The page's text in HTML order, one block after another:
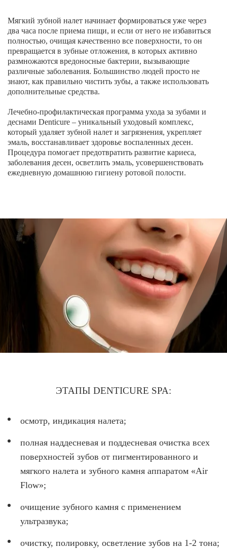
ЛЕЧЕНИЕ ЗУБОВ ПОД НАРКОЗОМ
ИМПЛАНТАЦИЯ ЗУБОВ
Одномоментная имплантация
Синус-лифтинг и костная пластика
Наращивание кости для имплантации
Имплантация верхней челюсти
Имплантационные системы Anthogyr
Импланты Dentium
Коронка на имплант
Имплантация «Всё на 4х»
Имплантация «Всё на 6-ти»
Удаление импланта зуба
Коронка на имплант
ЧИСТКА ЗУБОВ
Восстановление и реставрация зубов
ВИНИРЫ
ПРОТЕЗИРОВАНИЕ
Протезирование на имплантах
Безметалловая керамика
Мягкий зубной налет начинает формироваться уже через
два часа после приема пищи, и если от него не избавиться
полностью, очищая качественно все поверхности, то он
превращается в зубные отложения, в которых активно
размножаются вредоносные бактерии, вызывающие
различные заболевания. Большинство людей просто не
знают, как правильно чистить зубы, а также использовать
дополнительные средства.
Лечебно-профилактическая программа ухода за зубами и
деснами Denticure – уникальный уходовый комплекс,
который удаляет зубной налет и загрязнения, укрепляет
эмаль, восстанавливает здоровье воспаленных десен.
Процедура помогает предотвратить развитие кариеса,
заболевания десен, осветлить эмаль, усовершенствовать
ежедневную домашнюю гигиену ротовой полости.
ЭТАПЫ DENTICURE SPA:
осмотр, индикация налета;
полная наддесневая и поддесневая очистка всех
поверхностей зубов от пигментированного и
мягкого налета и зубного камня аппаратом «Air
Flow»;
очищение зубного камня с применением
ультразвука;
очистку, полировку, осветление зубов на 1-2 тона;